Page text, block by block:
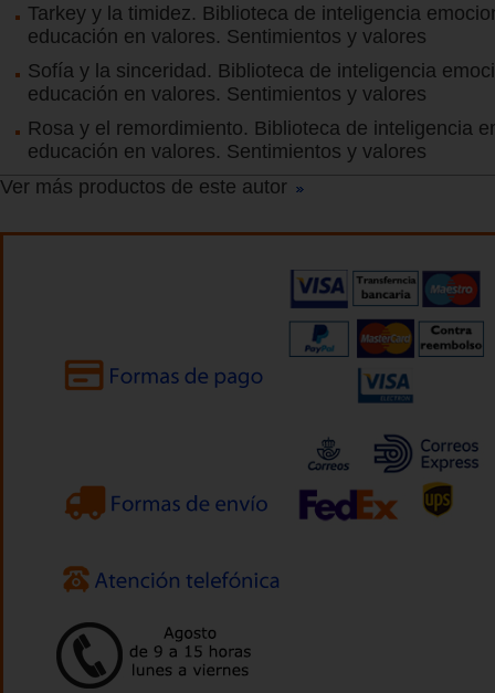
Tarkey y la timidez. Biblioteca de inteligencia
educación en valores. Sentimientos y valores
Sofía y la sinceridad. Biblioteca de inteligencia
educación en valores. Sentimientos y valores
Rosa y el remordimiento. Biblioteca de inteligencia
educación en valores. Sentimientos y valores
Ver más productos de este autor